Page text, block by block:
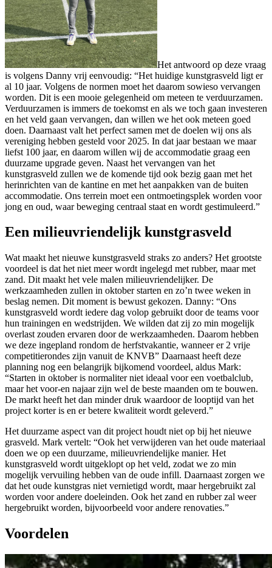
Het antwoord op deze vraag
is volgens Danny vrij eenvoudig: “Het huidige kunstgrasveld ligt er
al 10 jaar. Volgens de normen moet het daarom sowieso vervangen
worden. Dit is een mooie gelegenheid om meteen te verduurzamen.
Verduurzamen is immers de toekomst en als we toch gaan investeren
en het veld gaan vervangen, dan willen we het ook meteen goed
doen. Daarnaast valt het perfect samen met de doelen wij ons als
vereniging hebben gesteld voor 2025. In dat jaar bestaan we maar
liefst 100 jaar, en daarom willen wij de accommodatie graag een
duurzame upgrade geven. Naast het vervangen van het
kunstgrasveld zullen we de komende tijd ook bezig gaan met het
herinrichten van de kantine en met het aanpakken van de buiten
accommodatie. Ons terrein moet een ontmoetingsplek worden voor
jong en oud, waar beweging centraal staat en wordt gestimuleerd.”
Een milieuvriendelijk kunstgrasveld
Wat maakt het nieuwe kunstgrasveld straks zo anders? Het grootste
voordeel is dat het niet meer wordt ingelegd met rubber, maar met
zand. Dit maakt het vele malen milieuvriendelijker. De
werkzaamheden zullen in oktober starten en zo’n twee weken in
beslag nemen. Dit moment is bewust gekozen. Danny: “Ons
kunstgrasveld wordt iedere dag volop gebruikt door de teams voor
hun trainingen en wedstrijden. We wilden dat zij zo min mogelijk
overlast zouden ervaren door de werkzaamheden. Daarom hebben
we deze ingepland rondom de herfstvakantie, wanneer er 2 vrije
competitierondes zijn vanuit de KNVB” Daarnaast heeft deze
planning nog een belangrijk bijkomend voordeel, aldus Mark:
“Starten in oktober is normaliter niet ideaal voor een voetbalclub,
maar het voor-en najaar zijn wel de beste maanden om te bouwen.
De markt heeft het dan minder druk waardoor de looptijd van het
project korter is en er betere kwaliteit wordt geleverd.”
Het duurzame aspect van dit project houdt niet op bij het nieuwe
grasveld. Mark vertelt: “Ook het verwijderen van het oude materiaal
doen we op een duurzame, milieuvriendelijke manier. Het
kunstgrasveld wordt uitgeklopt op het veld, zodat we zo min
mogelijk vervuiling hebben van de oude infill. Daarnaast zorgen we
dat het oude kunstgras niet vernietigd wordt, maar hergebruikt zal
worden voor andere doeleinden. Ook het zand en rubber zal weer
hergebruikt worden, bijvoorbeeld voor andere renovaties.”
Voordelen